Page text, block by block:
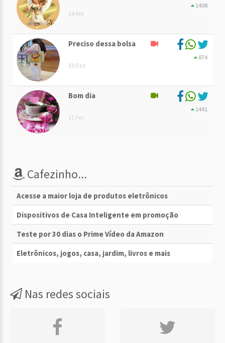
24 Abr
1408
Preciso dessa bolsa
30 Dez
874
Bom dia
11 Fev
1441
Cafezinho...
Acesse a maior loja de produtos eletrônicos
Dispositivos de Casa Inteligente em promoção
Teste por 30 dias o Prime Vídeo da Amazon
Eletrônicos, jogos, casa, jardim, livros e mais
Nas redes sociais